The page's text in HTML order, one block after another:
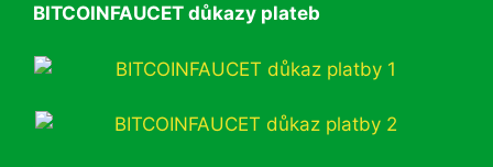
BITCOINFAUCET důkazy plateb